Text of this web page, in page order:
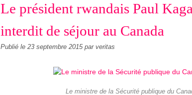
Le président rwandais Paul
interdit de séjour au Canada
Publié le 23 septembre 2015 par veritas
Le ministre de la Sécurité publique du